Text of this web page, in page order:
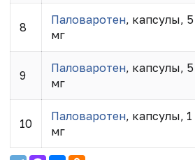
8
Паловаротен, капсулы, 5
мг
9
Паловаротен, капсулы, 5
мг
10
Паловаротен, капсулы, 1
мг